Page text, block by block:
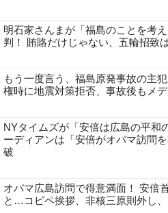
明石家さんまが「福島のことを考
判！ 賄賂だけじゃない、五輪招致
もう一度言う、福島原発事故の主
権時に地震対策拒否、事故後もメ
NYタイムズが「安倍は広島の平和
ーディアンは「安倍がオバマ訪問
破
オバマ広島訪問で得意満面！ 安倍
と…コピペ挨拶、非核三原則外し